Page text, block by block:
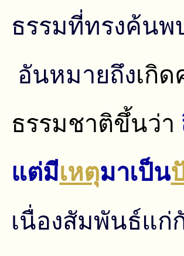
ธรรมที่ทรงค้นพ
อันหมายถึงเกิ
ธรรมชาติขึ้นว่า
แต่มีเหตุมาเป็น
เนื่องสัมพันธ์แก่